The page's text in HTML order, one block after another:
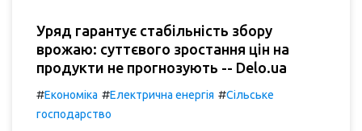
Уряд гарантує стабільність збору
врожаю: суттєвого зростання цін на
продукти не прогнозують -- Delo.ua
#Економіка #Електрична енергія #Сільське
господарство